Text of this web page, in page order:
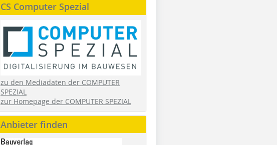
CS Computer Spezial
zu den Mediadaten der COMPUTER
SPEZIAL
zur Homepage der COMPUTER SPEZIAL
Anbieter finden